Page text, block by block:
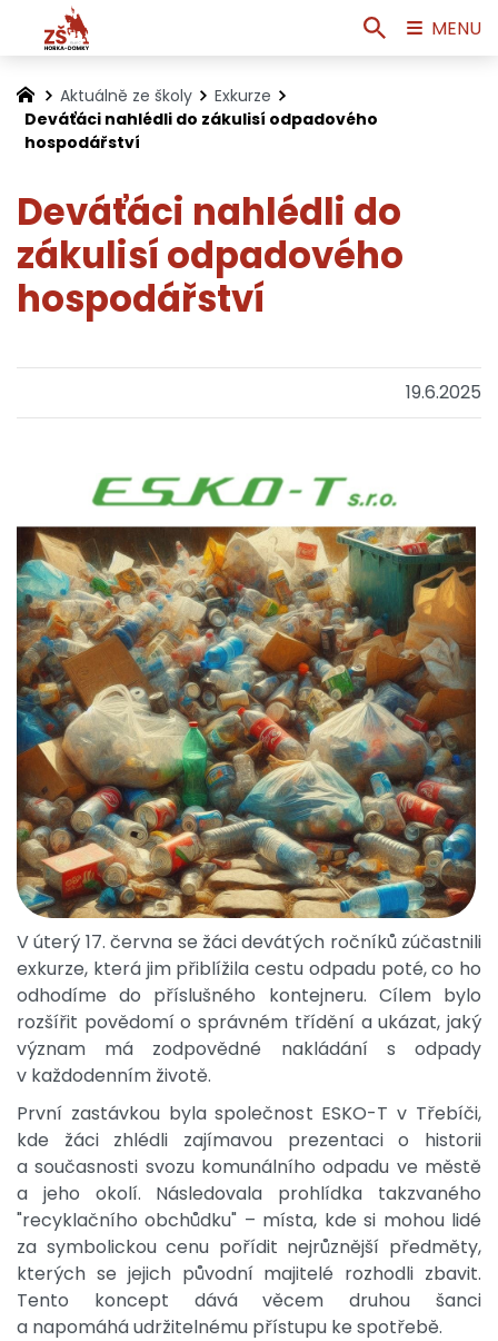
Aktuálně ze školy
Exkurze
Deváťáci nahlédli do zákulisí odpadového
hospodářství
Deváťáci nahlédli do
zákulisí odpadového
hospodářství
19.6.2025
V úterý 17. června se žáci devátých ročníků zúčastnili
exkurze, která jim přiblížila cestu odpadu poté, co ho
odhodíme do příslušného kontejneru. Cílem bylo
rozšířit povědomí o správném třídění a ukázat, jaký
význam má zodpovědné nakládání s odpady
v každodenním životě.
První zastávkou byla společnost ESKO-T v Třebíči,
kde žáci zhlédli zajímavou prezentaci o historii
a současnosti svozu komunálního odpadu ve městě
a jeho okolí. Následovala prohlídka takzvaného
"recyklačního obchůdku" – místa, kde si mohou lidé
za symbolickou cenu pořídit nejrůznější předměty,
kterých se jejich původní majitelé rozhodli zbavit.
Tento koncept dává věcem druhou šanci
a napomáhá udržitelnému přístupu ke spotřebě.
MENU